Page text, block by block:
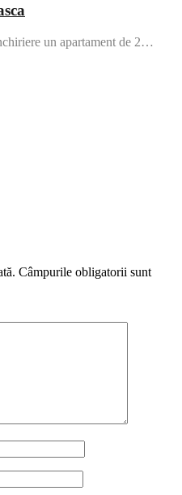
un apartament de 2…
Câmpurile obligatorii sunt